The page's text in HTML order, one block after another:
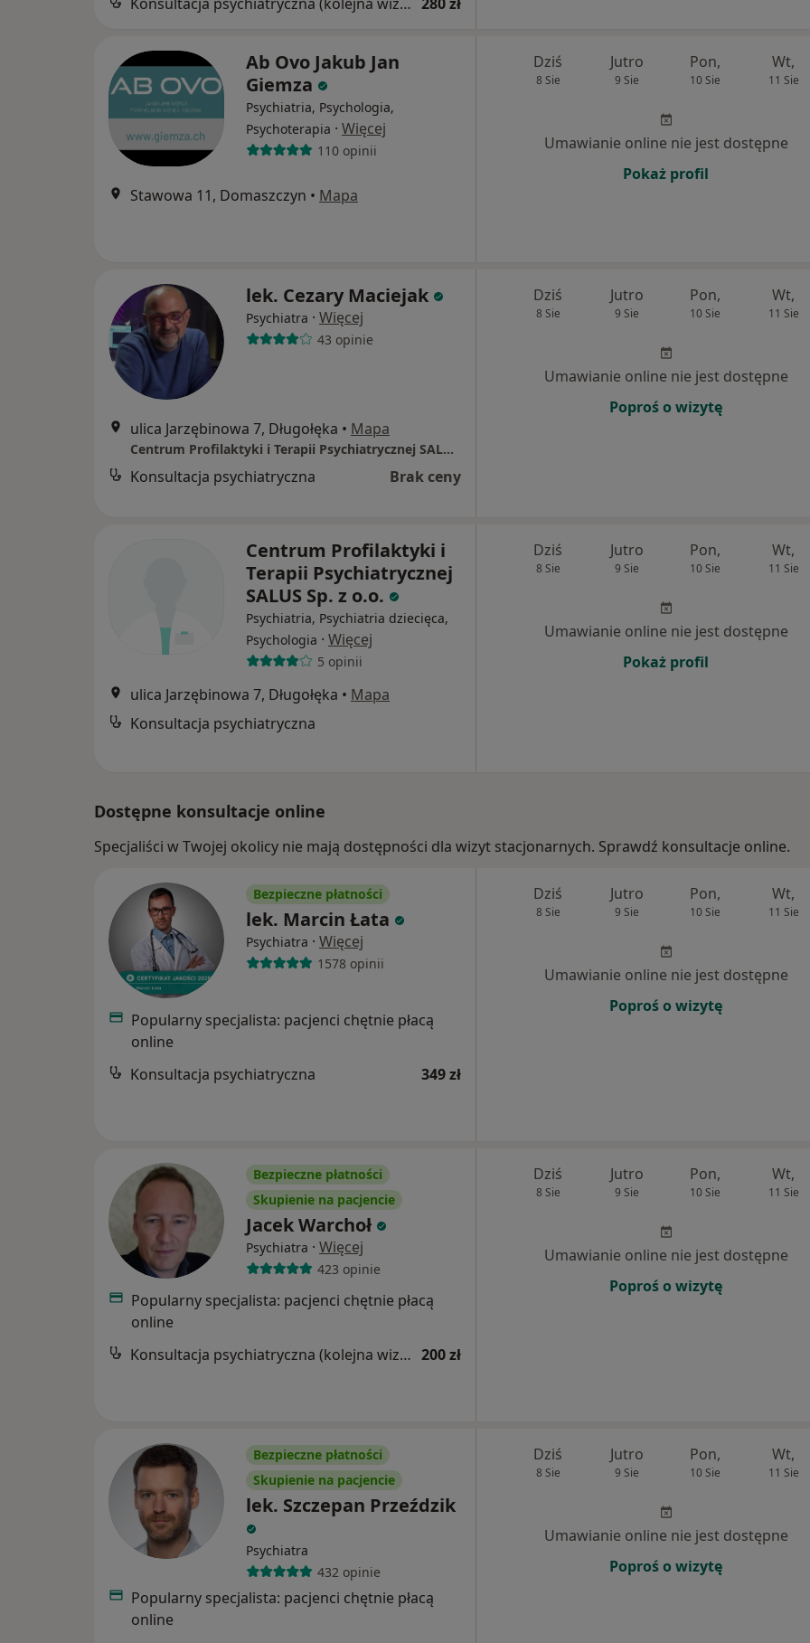
Ab Ovo Jakub Jan
Giemza
Psychiatria, Psychologia,
Psychoterapia · Więcej
110 opinii
Stawowa 11, Domaszczyn • Mapa
Dziś
8 Sie
Jutro
9 Sie
Pon,
10 Sie
Wt,
11 Sie
Umawianie online nie jest dostępne
Pokaż profil
lek. Cezary Maciejak
Psychiatra · Więcej
43 opinie
ulica Jarzębinowa 7, Długołęka • Mapa
Centrum Profilaktyki i Terapii Psychiatrycznej SALUS Sp. z o.o.
Konsultacja psychiatryczna Brak ceny
Dziś
8 Sie
Jutro
9 Sie
Pon,
10 Sie
Wt,
11 Sie
Umawianie online nie jest dostępne
Poproś o wizytę
Centrum Profilaktyki i
Terapii Psychiatrycznej
SALUS Sp. z o.o.
Psychiatria, Psychiatria dziecięca,
Psychologia · Więcej
5 opinii
ulica Jarzębinowa 7, Długołęka • Mapa
Konsultacja psychiatryczna
Dziś
8 Sie
Jutro
9 Sie
Pon,
10 Sie
Wt,
11 Sie
Umawianie online nie jest dostępne
Pokaż profil
Dostępne konsultacje online
Specjaliści w Twojej okolicy nie mają dostępności dla wizyt stacjonarnych. Sprawdź konsultacje online.
Bezpieczne płatności
lek. Marcin Łata
Psychiatra · Więcej
1578 opinii
Popularny specjalista: pacjenci chętnie płacą
online
Konsultacja psychiatryczna
349 zł
Dziś
8 Sie
Jutro
9 Sie
Pon,
10 Sie
Wt,
11 Sie
Umawianie online nie jest dostępne
Poproś o wizytę
Bezpieczne płatności
Skupienie na pacjencie
Jacek Warchoł
Psychiatra · Więcej
423 opinie
Popularny specjalista: pacjenci chętnie płacą
online
Konsultacja psychiatryczna (kolejna wizyta) 200 zł
Dziś
8 Sie
Jutro
9 Sie
Pon,
10 Sie
Wt,
11 Sie
Umawianie online nie jest dostępne
Poproś o wizytę
Bezpieczne płatności
Skupienie na pacjencie
lek. Szczepan Przeździk
Psychiatra
432 opinie
Popularny specjalista: pacjenci chętnie płacą
online
Dziś
8 Sie
Jutro
9 Sie
Pon,
10 Sie
Wt,
11 Sie
Umawianie online nie jest dostępne
Poproś o wizytę